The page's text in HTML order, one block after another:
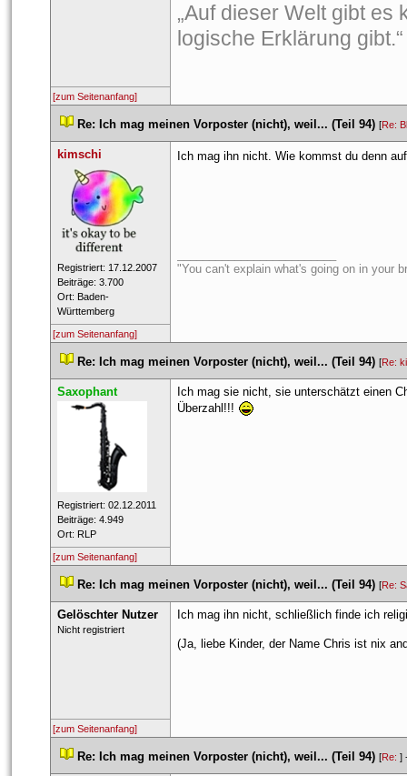
„Auf dieser Welt gibt es
logische Erklärung
[zum Seitenanfang]
Re: Ich mag meinen Vorposter (nicht), weil... (Teil 94) [Re:
kimschi
Registriert: 17.12.2007
Beiträge: 3.700
Ort: Baden-
Württemberg
Ich mag ihn nicht. Wie kommst du denn
"You can't explain what's going on in your
[zum Seitenanfang]
Re: Ich mag meinen Vorposter (nicht), weil... (Teil 94) [Re:
Saxophant
Registriert: 02.12.2011
Beiträge: 4.949
Ort: RLP
Ich mag sie nicht, sie unterschätzt einen
Überzahl!!!
[zum Seitenanfang]
Re: Ich mag meinen Vorposter (nicht), weil... (Teil 94) [Re:
Gelöschter Nutzer
Nicht registriert
Ich mag ihn nicht, schließlich finde ich
(Ja, liebe Kinder, der Name Chris ist nix
[zum Seitenanfang]
Re: Ich mag meinen Vorposter (nicht), weil... (Teil 94) [Re: ]